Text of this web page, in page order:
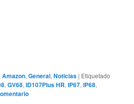
,Amazon,General,Noticias | Etiquetado
,GV68,ID107Plus HR,IP67,IP68,